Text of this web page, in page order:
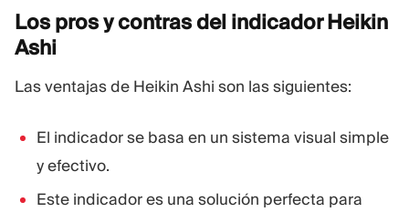
Los pros y contras del indicador Heikin
Ashi
Las ventajas de Heikin Ashi son las siguientes:
El indicador se basa en un sistema visual simple
y efectivo.
Este indicador es una solución perfecta para